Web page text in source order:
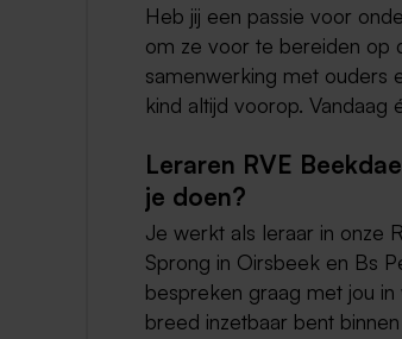
Heb jij een passie voor
om ze voor te bereiden op
samenwerking met ouders
kind altijd voorop. Vandaag
Leraren RVE
je doen?
Je werkt als leraar in onze
Sprong in Oirsbeek en Bs
bespreken graag met jou
breed inzetbaar bent